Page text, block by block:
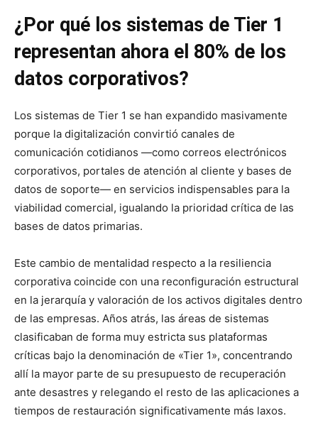
¿Por qué los sistemas de Tier 1
representan ahora el 80% de los
datos corporativos?
Los sistemas de Tier 1 se han expandido masivamente
porque la digitalización convirtió canales de
comunicación cotidianos —como correos electrónicos
corporativos, portales de atención al cliente y bases de
datos de soporte— en servicios indispensables para la
viabilidad comercial, igualando la prioridad crítica de las
bases de datos primarias.
Este cambio de mentalidad respecto a la resiliencia
corporativa coincide con una reconfiguración estructural
en la jerarquía y valoración de los activos digitales dentro
de las empresas. Años atrás, las áreas de sistemas
clasificaban de forma muy estricta sus plataformas
críticas bajo la denominación de «Tier 1», concentrando
allí la mayor parte de su presupuesto de recuperación
ante desastres y relegando el resto de las aplicaciones a
tiempos de restauración significativamente más laxos.